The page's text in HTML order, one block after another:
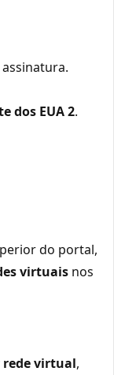
dos EUA 2.
do portal,
virtuais nos
rede virtual,